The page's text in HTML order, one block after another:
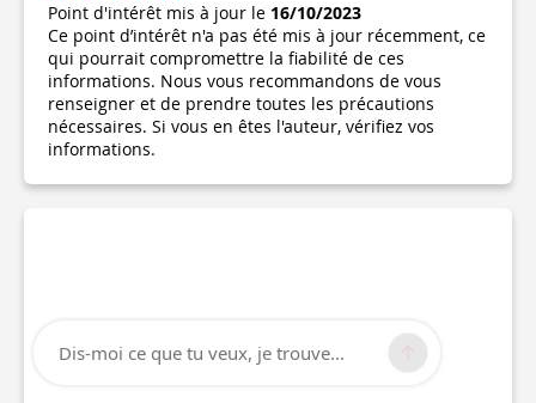
Point d'intérêt mis à jour le 16/10/2023
Ce point d’intérêt n'a pas été mis à jour récemment, ce
qui pourrait compromettre la fiabilité de ces
informations. Nous vous recommandons de vous
renseigner et de prendre toutes les précautions
nécessaires. Si vous en êtes l'auteur, vérifiez vos
informations.
Dis-moi ce que tu veux, je trouve...